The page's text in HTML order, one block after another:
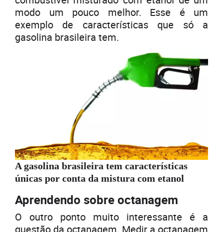
modo um pouco melhor. Esse é um
exemplo de características que só a
gasolina brasileira tem.
A gasolina brasileira tem características
únicas por conta da mistura com etanol
Aprendendo sobre octanagem
O outro ponto muito interessante é a